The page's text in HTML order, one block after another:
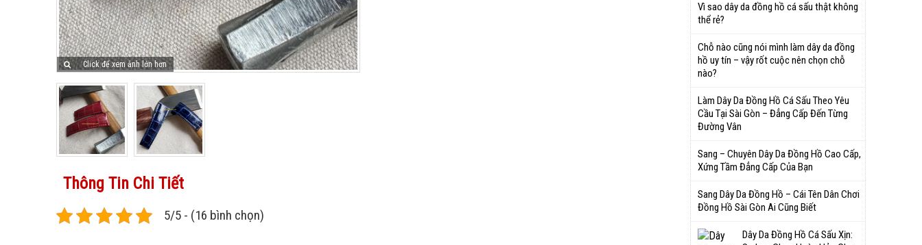
Click để xem ảnh lớn hơn
Thông Tin Chi Tiết
5/5 - (16 bình chọn)
Vì sao dây da đồng hồ cá sấu thật không
thể rẻ?
Chỗ nào cũng nói mình làm dây da đồng
hồ uy tín – vậy rốt cuộc nên chọn chỗ
nào?
Làm Dây Da Đồng Hồ Cá Sấu Theo Yêu
Cầu Tại Sài Gòn – Đẳng Cấp Đến Từng
Đường Vân
Sang – Chuyên Dây Da Đồng Hồ Cao Cấp,
Xứng Tầm Đẳng Cấp Của Bạn
Sang Dây Da Đồng Hồ – Cái Tên Dân Chơi
Đồng Hồ Sài Gòn Ai Cũng Biết
Dây Da Đồng Hồ Cá Sấu Xịn: